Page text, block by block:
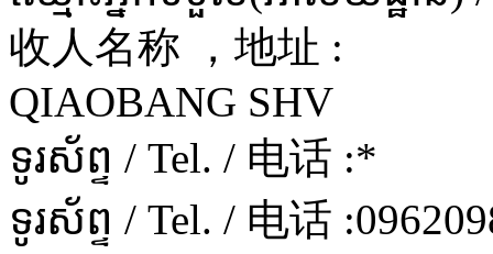
收人名称 ，地址 :
QIAOBANG SHV
ទូរស័ព្ទ / Tel. / 电话 :*
ទូរស័ព្ទ / Tel. / 电话 :